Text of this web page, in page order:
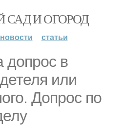
САД И ОГОРОД
новости статьи
допрос в
или
Допрос по